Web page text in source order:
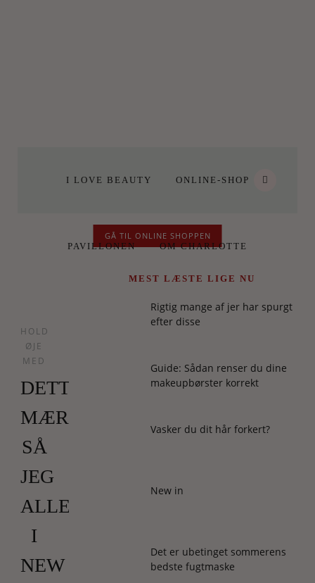
I LOVE BEAUTY ONLINE-SHOP
PAVILLONEN OM CHARLOTTE
GÅ TIL ONLINE SHOPPEN
HOLD
ØJE
MED
DETTE
MÆRKE
SÅ
JEG
ALLEVEGNE
I
NEW
MEST LÆSTE LIGE NU
Rigtig mange af jer har spurgt
efter disse
Guide: Sådan renser du dine
makeupbørster korrekt
Vasker du dit hår forkert?
New in
Det er ubetinget sommerens
bedste fugtmaske